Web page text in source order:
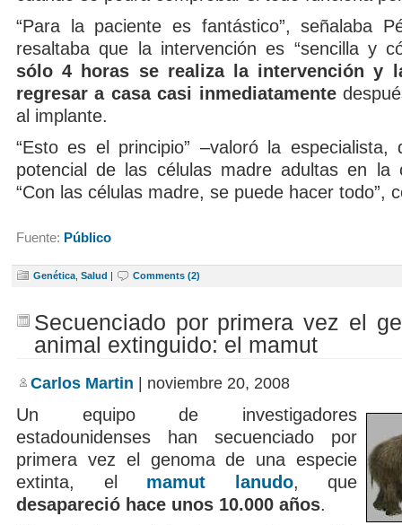
“Para la paciente es fantástico”, señalaba
resaltaba que la intervención es “sencilla y
sólo 4 horas se realiza la intervención y
regresar a casa casi inmediatamente
al implante.
“Esto es el principio” –valoró la especialista,
potencial de las células madre adultas en la
“Con las células madre, se puede hacer todo”,
Fuente: Público
Genética Salud | Comments (2)
Secuenciado por primera vez el
animal extinguido: el mamut
Carlos Martin | noviembre 20, 2008
Un equipo de investigadores
estadounidenses han secuenciado por
primera vez el genoma de una especie
extinta, el mamut lanudo, que
desapareció hace unos 10.000 años.